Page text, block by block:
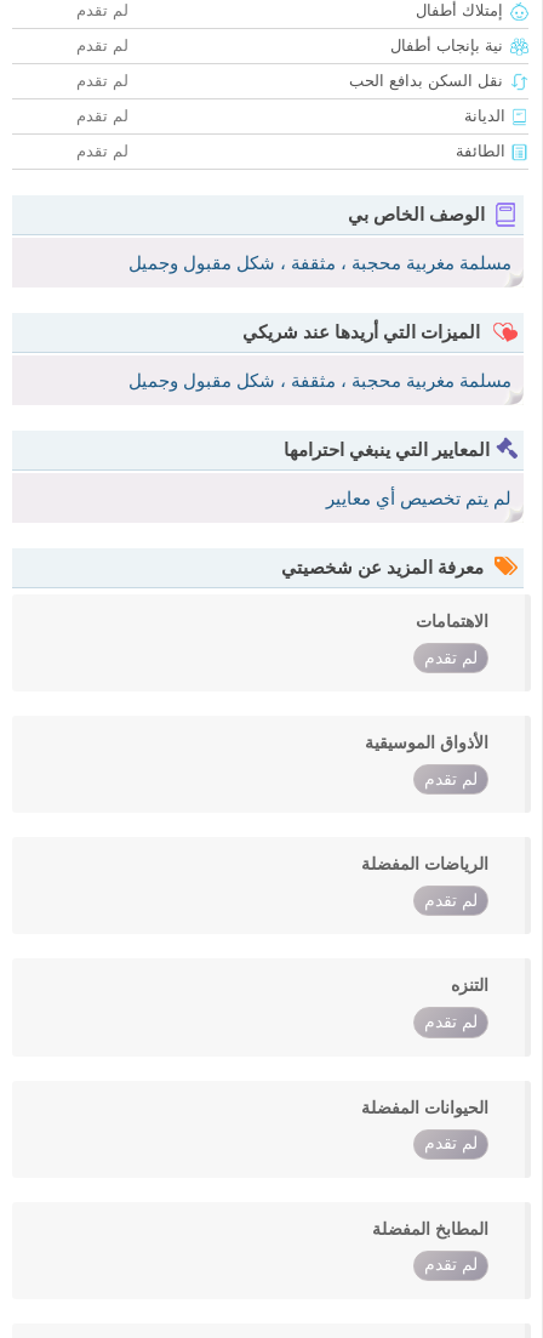
إمتلاك أطفال
لم تقدم
نية بإنجاب أطفال
لم تقدم
نقل السكن بدافع الحب
لم تقدم
الديانة
لم تقدم
الطائفة
لم تقدم
الوصف الخاص بي
مسلمة مغربية محجبة ، مثقفة ، شكل مقبول وجميل
الميزات التي أريدها عند شريكي
مسلمة مغربية محجبة ، مثقفة ، شكل مقبول وجميل
المعايير التي ينبغي احترامها
لم يتم تخصيص أي معايير
معرفة المزيد عن شخصيتي
الاهتمامات
لم تقدم
الأذواق الموسيقية
لم تقدم
الرياضات المفضلة
لم تقدم
التنزه
لم تقدم
الحيوانات المفضلة
لم تقدم
المطابخ المفضلة
لم تقدم